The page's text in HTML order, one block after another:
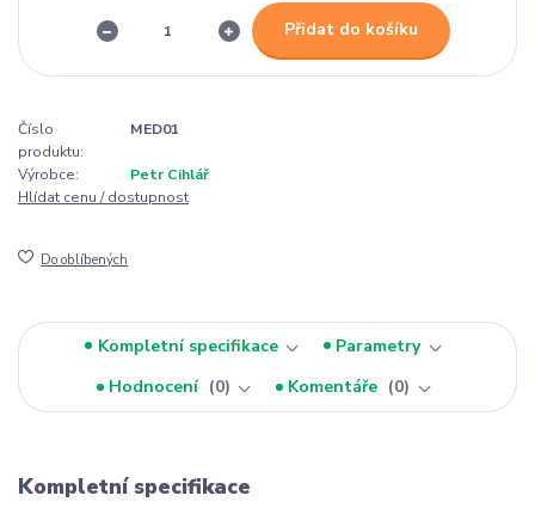
Přidat do košíku
Číslo
produktu:
MED01
Výrobce:
Petr Cihlář
Hlídat cenu / dostupnost
Do oblíbených
Kompletní specifikace
Parametry
Hodnocení
0 Komentáře 0
Kompletní specifikace